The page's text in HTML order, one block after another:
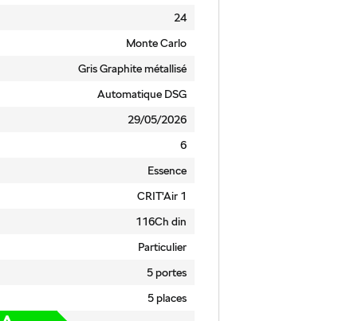
24
Monte Carlo
Gris Graphite métallisé
Automatique DSG
29/05/2026
6
Essence
CRIT'Air 1
116Ch din
Particulier
5 portes
5 places